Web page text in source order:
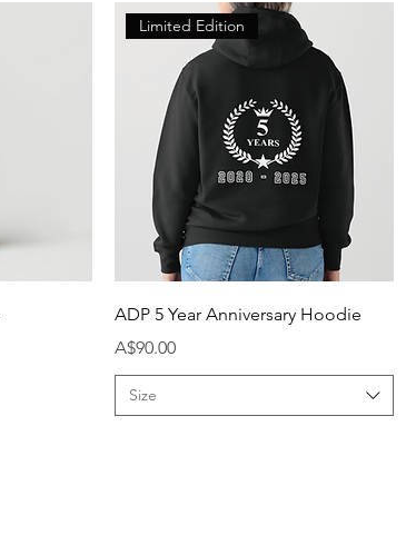
Limited Edition
ADP 5 Year Anniversary Hoodie
मूल्य
A$90.00
Size